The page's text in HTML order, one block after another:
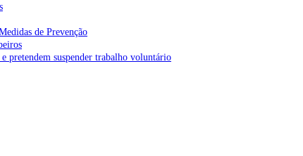
de Prevenção
pretendem suspender trabalho voluntário